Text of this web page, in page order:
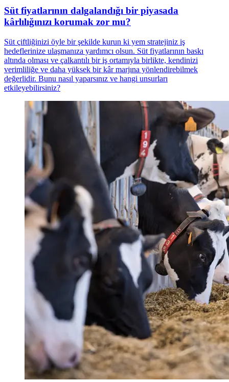
Süt fiyatlarının dalgalandığı bir piyasada
kârlılığınızı korumak zor mu?
Süt çiftliğinizi öyle bir şekilde kurun ki yem stratejiniz iş
hedeflerinize ulaşmanıza yardımcı olsun. Süt fiyatlarının baskı
altında olması ve çalkantılı bir iş ortamıyla birlikte, kendinizi
verimliliğe ve daha yüksek bir kâr marjına yönlendirebilmek
değerlidir. Bunu nasıl yaparsınız ve hangi unsurları
etkileyebilirsiniz?